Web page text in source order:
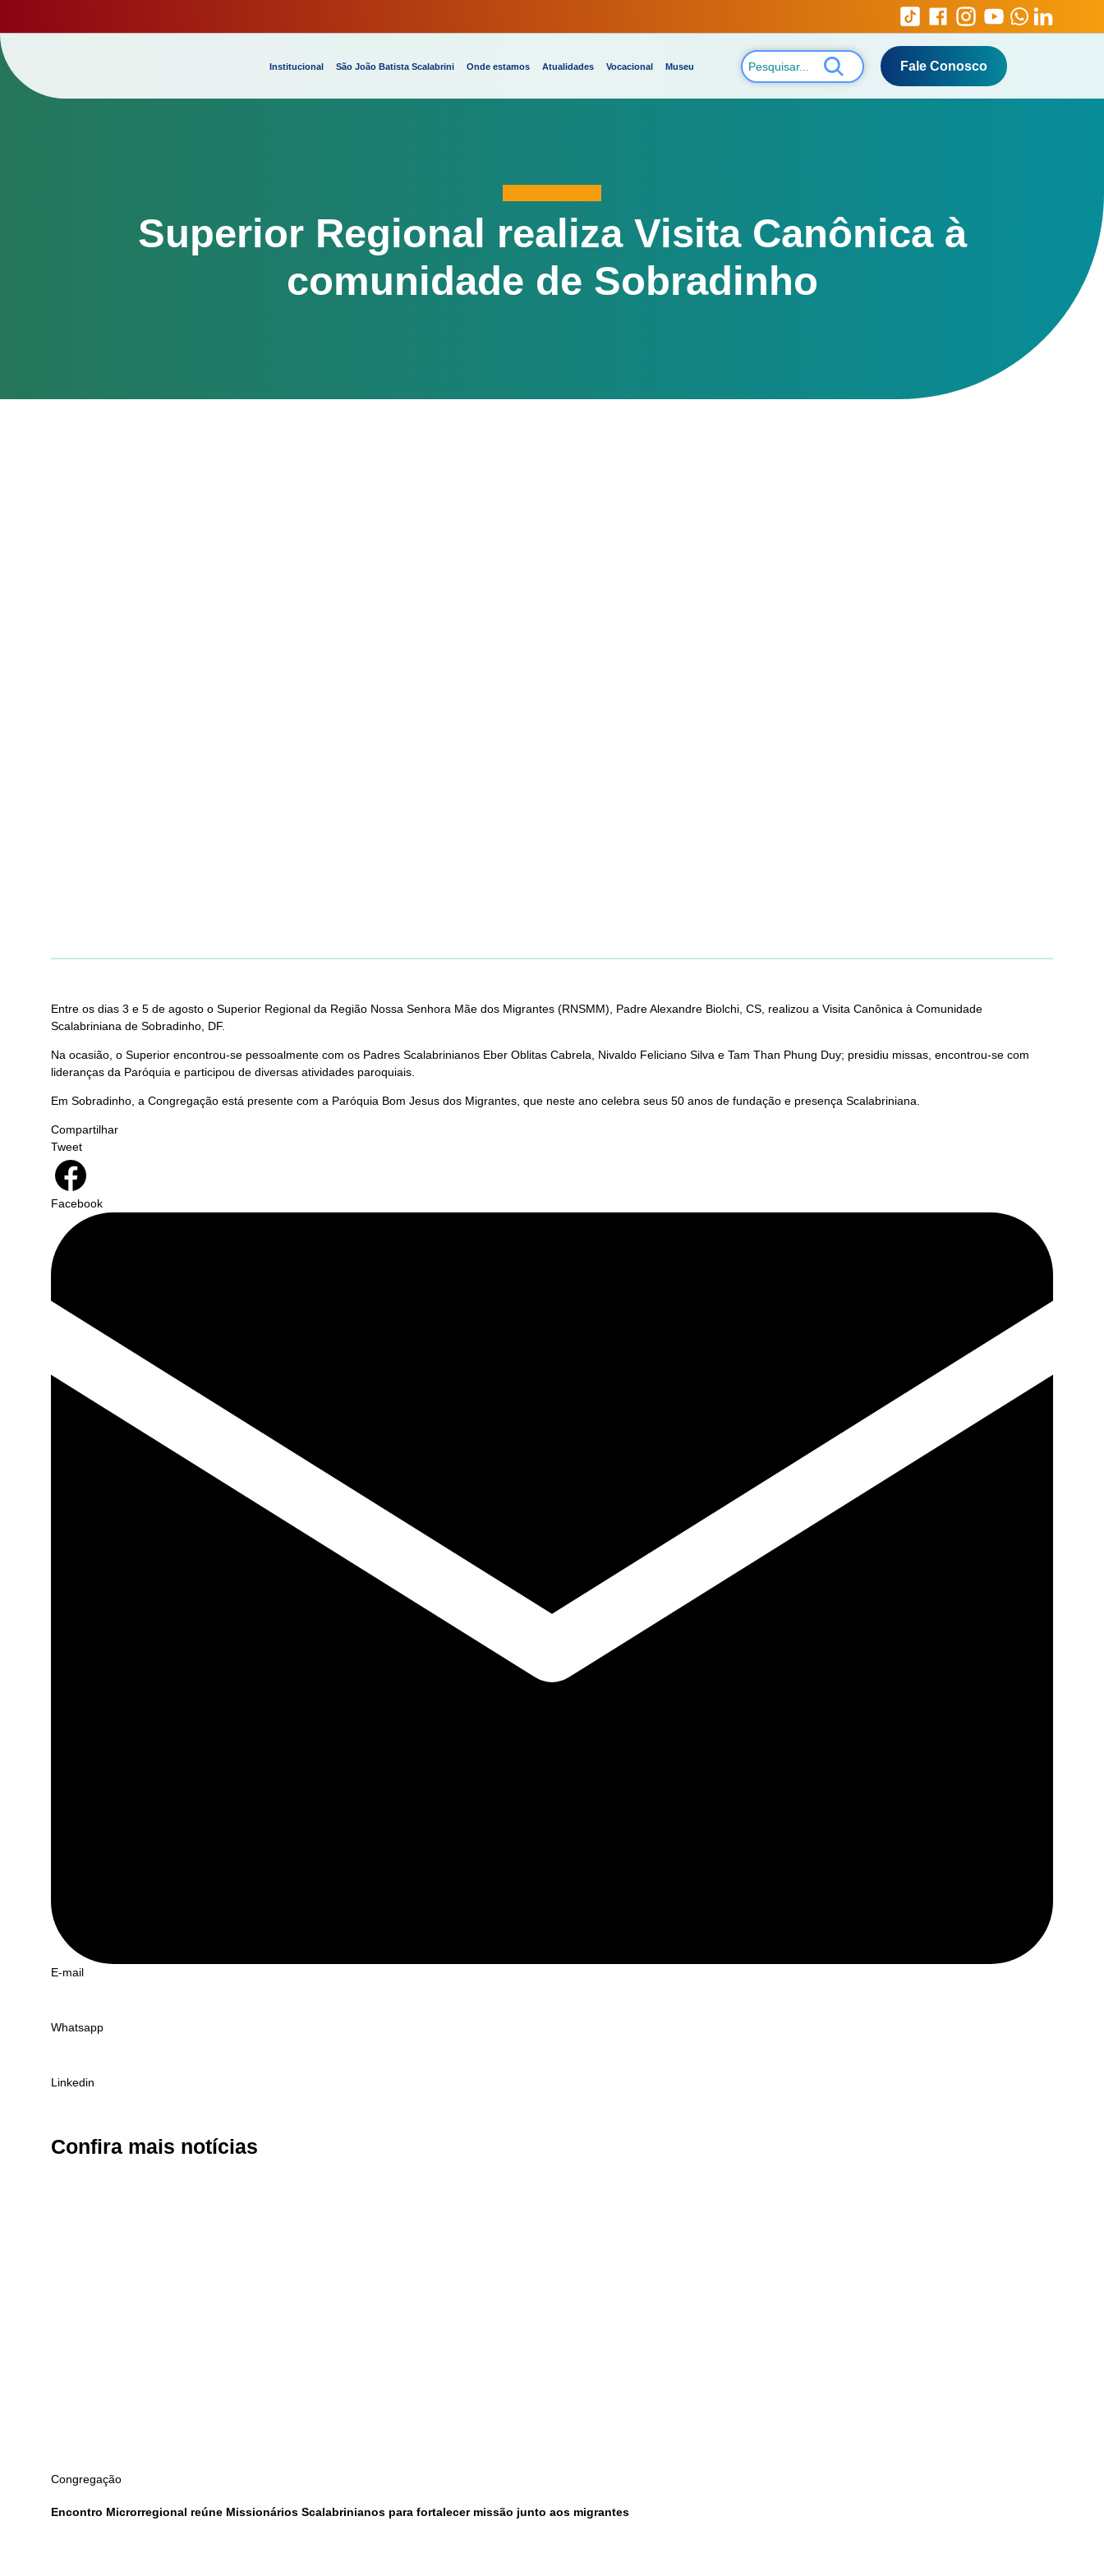
Institucional São João Batista Scalabrini Onde estamos Atualidades Vocacional Museu Fale Conosco
Superior Regional realiza Visita Canônica à
comunidade de Sobradinho
Entre os dias 3 e 5 de agosto o Superior Regional da Região Nossa Senhora Mãe dos Migrantes (RNSMM), Padre Alexandre Biolchi, CS, realizou a Visita Canônica à Comunidade
Scalabriniana de Sobradinho, DF.
Na ocasião, o Superior encontrou-se pessoalmente com os Padres Scalabrinianos Eber Oblitas Cabrela, Nivaldo Feliciano Silva e Tam Than Phung Duy; presidiu missas, encontrou-se com
lideranças da Paróquia e participou de diversas atividades paroquiais.
Em Sobradinho, a Congregação está presente com a Paróquia Bom Jesus dos Migrantes, que neste ano celebra seus 50 anos de fundação e presença Scalabriniana.
Compartilhar
Tweet
Facebook
E-mail
Whatsapp
Linkedin
Confira mais notícias
Congregação
Encontro Microrregional reúne Missionários Scalabrinianos para fortalecer missão junto aos migrantes